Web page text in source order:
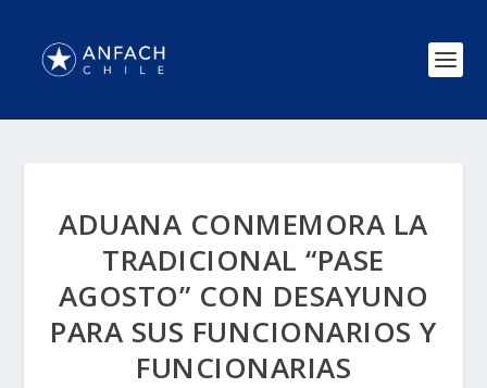
ADUANA CONMEMORA LA
TRADICIONAL “PASE
AGOSTO” CON DESAYUNO
PARA SUS FUNCIONARIOS Y
FUNCIONARIAS